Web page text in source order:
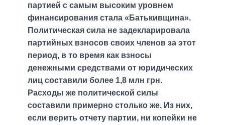
партией с самым высоким уровнем
финансирования стала «Батькивщина».
Политическая сила не задекларировала
партийных взносов своих членов за этот
период, в то время как взносы
денежными средствами от юридических
лиц составили более 1,8 млн грн.
Расходы же политической силы
составили примерно столько же. Из них,
если верить отчету партии, ни копейки не